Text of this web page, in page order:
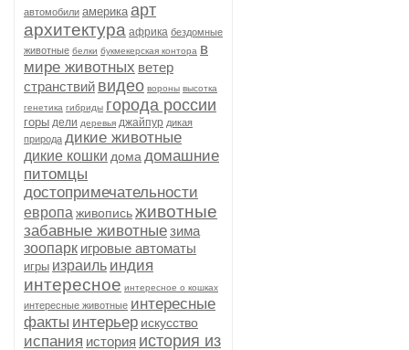
автомобили америка арт
архитектура африка бездомные
животные белки букмекерская контора в
мире животных ветер
странствий видео вороны высотка
генетика гибриды города россии
горы дели деревья джайпур дикая
природа дикие животные
дикие кошки дома домашние
питомцы
достопримечательности
европа живописьживотные
забавные животныезима
зоопарк игровые автоматы
игры израиль индия
интересное интересное о кошках
интересные животные интересные
факты интерьер искусство
испания история история из